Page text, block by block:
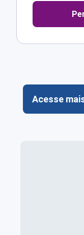
Acesse